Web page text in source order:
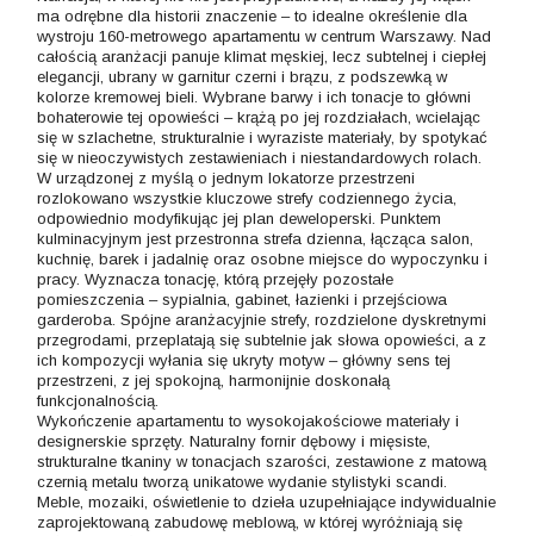
ma odrębne dla historii znaczenie – to idealne określenie dla
wystroju 160-metrowego apartamentu w centrum Warszawy. Nad
całością aranżacji panuje klimat męskiej, lecz subtelnej i ciepłej
elegancji, ubrany w garnitur czerni i brązu, z podszewką w
kolorze kremowej bieli. Wybrane barwy i ich tonacje to główni
bohaterowie tej opowieści – krążą po jej rozdziałach, wcielając
się w szlachetne, strukturalnie i wyraziste materiały, by spotykać
się w nieoczywistych zestawieniach i niestandardowych rolach.
W urządzonej z myślą o jednym lokatorze przestrzeni
rozlokowano wszystkie kluczowe strefy codziennego życia,
odpowiednio modyfikując jej plan deweloperski. Punktem
kulminacyjnym jest przestronna strefa dzienna, łącząca salon,
kuchnię, barek i jadalnię oraz osobne miejsce do wypoczynku i
pracy. Wyznacza tonację, którą przejęły pozostałe
pomieszczenia – sypialnia, gabinet, łazienki i przejściowa
garderoba. Spójne aranżacyjnie strefy, rozdzielone dyskretnymi
przegrodami, przeplatają się subtelnie jak słowa opowieści, a z
ich kompozycji wyłania się ukryty motyw – główny sens tej
przestrzeni, z jej spokojną, harmonijnie doskonałą
funkcjonalnością.
Wykończenie apartamentu to wysokojakościowe materiały i
designerskie sprzęty. Naturalny fornir dębowy i mięsiste,
strukturalne tkaniny w tonacjach szarości, zestawione z matową
czernią metalu tworzą unikatowe wydanie stylistyki scandi.
Meble, mozaiki, oświetlenie to dzieła uzupełniające indywidualnie
zaprojektowaną zabudowę meblową, w której wyróżniają się